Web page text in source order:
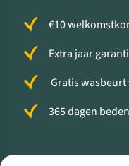
€10
Extra jaar
Gratis wasbeurt
365 dagen